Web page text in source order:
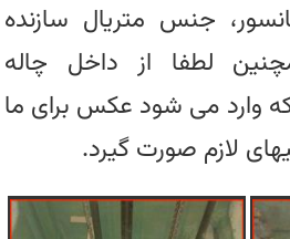
جنس متریال سازنده
لطفا از داخل چاله
وارد می شود عکس برای ما
لازم صورت گیرد.